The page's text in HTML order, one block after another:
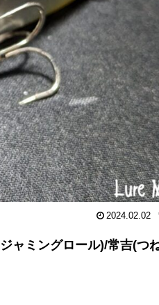
2024.02.02
ャミングロール)/常吉(つ